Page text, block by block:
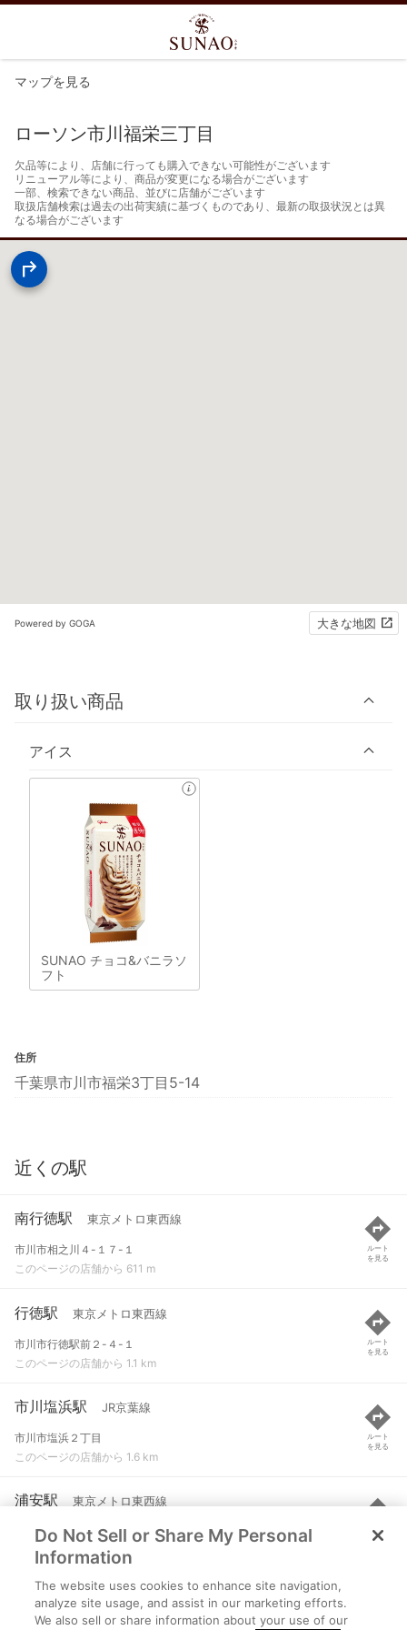
マップを見る
ローソン市川福栄三丁目
欠品等により、店舗に行っても購入できない可能性がございます
リニューアル等により、商品が変更になる場合がございます
一部、検索できない商品、並びに店舗がございます
取扱店舗検索は過去の出荷実績に基づくものであり、最新の取扱状況とは異
なる場合がございます
Powered by GOGA 大きな地図
取り扱い商品
アイス
SUNAO チョコ&バニラソ
フト
住所
千葉県市川市福栄3丁目5-14
近くの駅
南行徳駅 東京メトロ東西線
市川市相之川４-１７-１
このページの店舗から 611 m
ルート
を見る
行徳駅 東京メトロ東西線
市川市行徳駅前２-４-１
このページの店舗から 1.1 km
ルート
を見る
市川塩浜駅 JR京葉線
市川市塩浜２丁目
このページの店舗から 1.6 km
ルート
を見る
浦安駅 東京メトロ東西線
浦安市北栄１-１３-１
このページの店舗から 1.7 km
ルート
を見る
妙典駅 東京メトロ東西線
市川市富浜１-２-１０
Do Not Sell or Share My Personal
Information
The website uses cookies to enhance site navigation,
analyze site usage, and assist in our marketing efforts.
We also sell or share information about your use of our